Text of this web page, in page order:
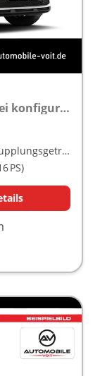
Essence Plus 1.0 TSI 115 PS DSG frei konfigurierbar!
Doppelkupplungsgetriebe (DSG)
PS)